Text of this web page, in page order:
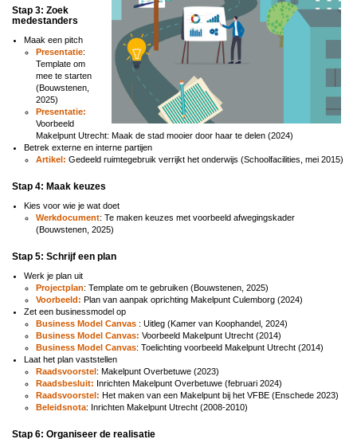
Stap 3: Zoek
medestanders
Maak een pitch
Presentatie:
Template om
mee te starten
(Bouwstenen,
2025)
Presentatie:
Voorbeeld
Makelpunt Utrecht: Maak de stad mooier door haar te delen (2024)
Betrek externe en interne partijen
Artikel: Gedeeld ruimtegebruik verrijkt het onderwijs (Schoolfacilities, mei 2015)
Stap 4: Maak keuzes
Kies voor wie je wat doet
Werkdocument: Te maken keuzes met voorbeeld afwegingskader
(Bouwstenen, 2025)
Stap 5: Schrijf een plan
Werk je plan uit
Projectplan: Template om te gebruiken (Bouwstenen, 2025)
Voorbeeld: Plan van aanpak oprichting Makelpunt Culemborg (2024)
Zet een businessmodel op
Business Model Canvas : Uitleg (Kamer van Koophandel, 2024)
Business Model Canvas: Voorbeeld Makelpunt Utrecht (2014)
Business Model Canvas: Toelichting voorbeeld Makelpunt Utrecht (2014)
Laat het plan vaststellen
Raadsvoorstel: Makelpunt Overbetuwe (2023)
Raadsbesluit: Inrichten Makelpunt Overbetuwe (februari 2024)
Raadsvoorstel: Het maken van een Makelpunt bij het VFBE (Enschede 2023)
Beleidsnota: Inrichten Makelpunt Utrecht (2008-2010)
Stap 6: Organiseer de realisatie